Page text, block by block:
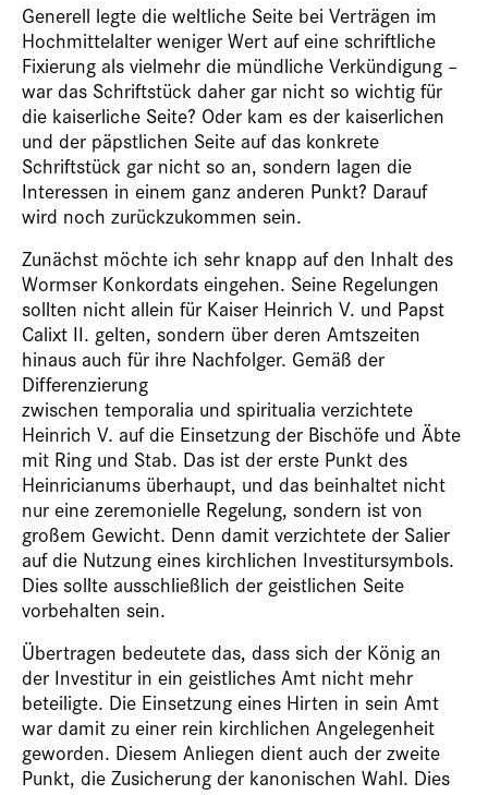
Generell legte die weltliche Seite bei Verträgen im
Hochmittelalter weniger Wert auf eine schriftliche
Fixierung als vielmehr die mündliche Verkündigung –
war das Schriftstück daher gar nicht so wichtig für
die kaiserliche Seite? Oder kam es der kaiserlichen
und der päpstlichen Seite auf das konkrete
Schriftstück gar nicht so an, sondern lagen die
Interessen in einem ganz anderen Punkt? Darauf
wird noch zurückzukommen sein.
Zunächst möchte ich sehr knapp auf den Inhalt des
Wormser Konkordats eingehen. Seine Regelungen
sollten nicht allein für Kaiser Heinrich V. und Papst
Calixt II. gelten, sondern über deren Amtszeiten
hinaus auch für ihre Nachfolger. Gemäß der
Differenzierung
zwischen temporalia und spiritualia verzichtete
Heinrich V. auf die Einsetzung der Bischöfe und Äbte
mit Ring und Stab. Das ist der erste Punkt des
Heinricianums überhaupt, und das beinhaltet nicht
nur eine zeremonielle Regelung, sondern ist von
großem Gewicht. Denn damit verzichtete der Salier
auf die Nutzung eines kirchlichen Investitursymbols.
Dies sollte ausschließlich der geistlichen Seite
vorbehalten sein.
Übertragen bedeutete das, dass sich der König an
der Investitur in ein geistliches Amt nicht mehr
beteiligte. Die Einsetzung eines Hirten in sein Amt
war damit zu einer rein kirchlichen Angelegenheit
geworden. Diesem Anliegen dient auch der zweite
Punkt, die Zusicherung der kanonischen Wahl. Dies